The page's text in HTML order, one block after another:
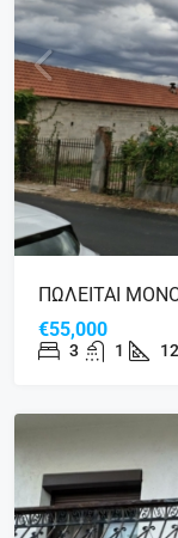
ΠΩΛΕΙΤΑΙ
€55,000
3 1